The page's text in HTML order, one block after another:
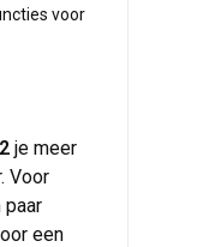
voor
je meer
Voor
paar
een